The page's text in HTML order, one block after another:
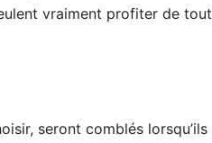
vraiment profiter de
seront comblés